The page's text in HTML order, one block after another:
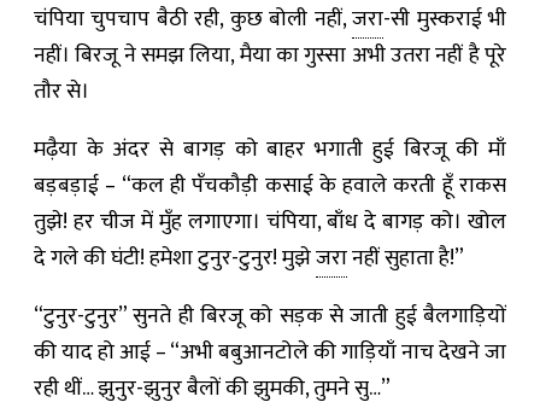
चंपिया चुपचाप बैठी रही, कुछ बोली नहीं,जरा-सी मुस्कराई भी
नहीं। बिरजू ने समझ लिया, मैया का गुस्सा अभी उतरा नहीं है पूरे
तौर से।
मढ़ैया के अंदर से बागड़ को बाहर भगाती हुई बिरजू की माँ
बड़बड़ाई – “कल ही पँचकौड़ी कसाई के हवाले करती हूँ राकस
तुझे! हर चीज में मुँह लगाएगा। चंपिया, बाँध दे बागड़ को। खोल
दे गले की घंटी! हमेशा टुनुर-टुनुर! मुझेजरानहीं सुहाता है!”
“टुनुर-टुनुर” सुनते ही बिरजू को सड़क से जाती हुई बैलगाड़ियों
की याद हो आई – “अभी बबुआनटोले की गाड़ियाँ नाच देखने जा
रही थीं… झुनुर-झुनुर बैलों की झुमकी, तुमने सु…”